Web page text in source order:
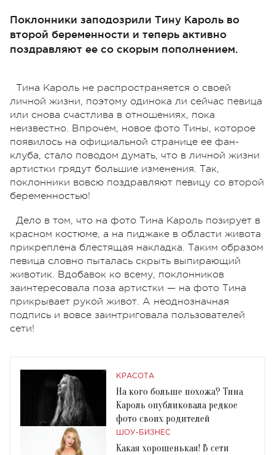
Поклонники заподозрили Тину Кароль во
второй беременности и теперь активно
поздравляют ее со скорым пополнением.
Тина Кароль не распространяется о своей
личной жизни, поэтому одинока ли сейчас певица
или снова счастлива в отношениях, пока
неизвестно. Впрочем, новое фото Тины, которое
появилось на официальной странице ее фан-
клуба, стало поводом думать, что в личной жизни
артистки грядут большие изменения. Так,
поклонники вовсю поздравляют певицу со второй
беременностью!
Дело в том, что на фото Тина Кароль позирует в
красном костюме, а на пиджаке в области живота
прикреплена блестящая накладка. Таким образом
певица словно пыталась скрыть выпирающий
животик. Вдобавок ко всему, поклонников
заинтересовала поза артистки — на фото Тина
прикрывает рукой живот. А неоднозначная
подпись и вовсе заинтриговала пользователей
сети!
КРАСОТА
На кого больше похожа? Тина
Кароль опубликовала редкое
фото своих родителей
ШОУ-БИЗНЕС
Какая хорошенькая! В сети